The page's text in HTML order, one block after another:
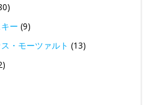
ー (9)
・モーツァルト (13)